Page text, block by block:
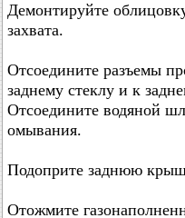
Демонтируйте
захвата.
Отсоедините разъемы
заднему стеклу и к
Отсоедините водяной
омывания.
Подоприте заднюю
Отожмите